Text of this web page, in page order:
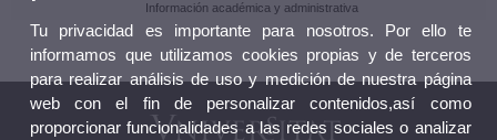
Información académica y administrativa
Tu privacidad es importante para nosotros. Por ello te
informamos que utilizamos cookies propias y de terceros
para realizar análisis de uso y medición de nuestra página
web con el fin de personalizar contenidos,así como
proporcionar funcionalidades a las redes sociales o analizar